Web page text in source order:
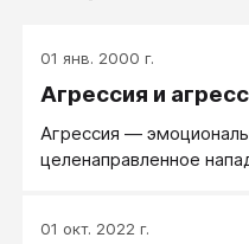
01 янв. 2000 г.
Агрессия и
Агрессия —
целенаправленное
01 окт. 2022 г.